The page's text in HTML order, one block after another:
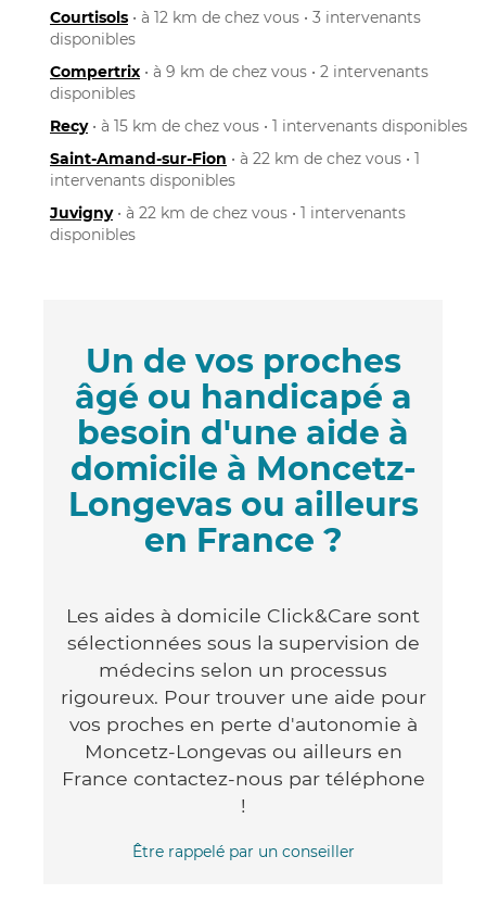
Courtisols • à 12 km de chez vous • 3 intervenants
disponibles
Compertrix • à 9 km de chez vous • 2 intervenants
disponibles
Recy• à 15 km de chez vous • 1 intervenants disponibles
Saint-Amand-sur-Fion • à 22 km de chez vous • 1
intervenants disponibles
Juvigny• à 22 km de chez vous • 1 intervenants
disponibles
Un de vos proches
âgé ou handicapé a
besoin d'une aide à
domicile à Moncetz-
Longevas ou ailleurs
en France ?
Les aides à domicile Click&Care sont
sélectionnées sous la supervision de
médecins selon un processus
rigoureux. Pour trouver une aide pour
vos proches en perte d'autonomie à
Moncetz-Longevas ou ailleurs en
France contactez-nous par téléphone
!
Être rappelé par un conseiller